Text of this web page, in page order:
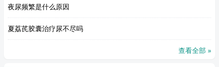
夜尿频繁是什么原因
夏荔芪胶囊治疗尿不尽吗
查看全部 »